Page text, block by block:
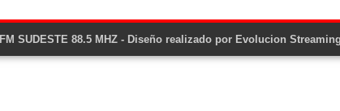
FM SUDESTE 88.5 MHZ - Diseño realizado por Evolucion